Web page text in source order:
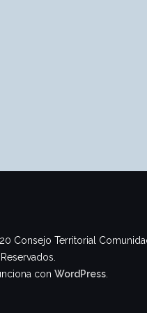
Consejo Territorial
con WordPress